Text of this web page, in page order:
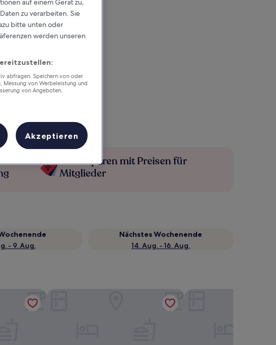
Mehr sparen mit Preisen für
Mitglieder
- 9. Aug.
Nächstes Wochenende
14. Aug. - 16. Aug.
Yue International Hotel
zu verarbeiten. Sie
bitte unten oder
werden unseren
abfragen. Speichern von oder
von Werbeleistung und
von Angeboten.
Akzeptieren